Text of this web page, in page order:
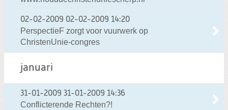
02-02-2009 02-02-2009 14:20
PerspectieF zorgt voor vuurwerk op
ChristenUnie-congres
januari
31-01-2009 31-01-2009 14:36
Conflicterende Rechten?!